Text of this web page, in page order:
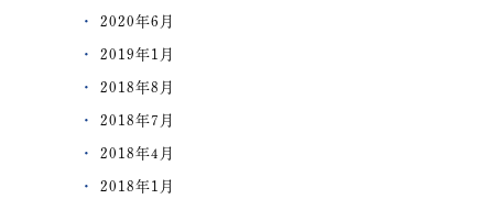
2020年6月
2019年1月
2018年8月
2018年7月
2018年4月
2018年1月